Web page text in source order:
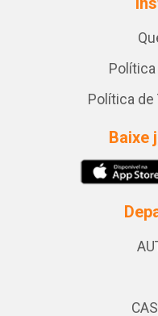
Política de
Baixe